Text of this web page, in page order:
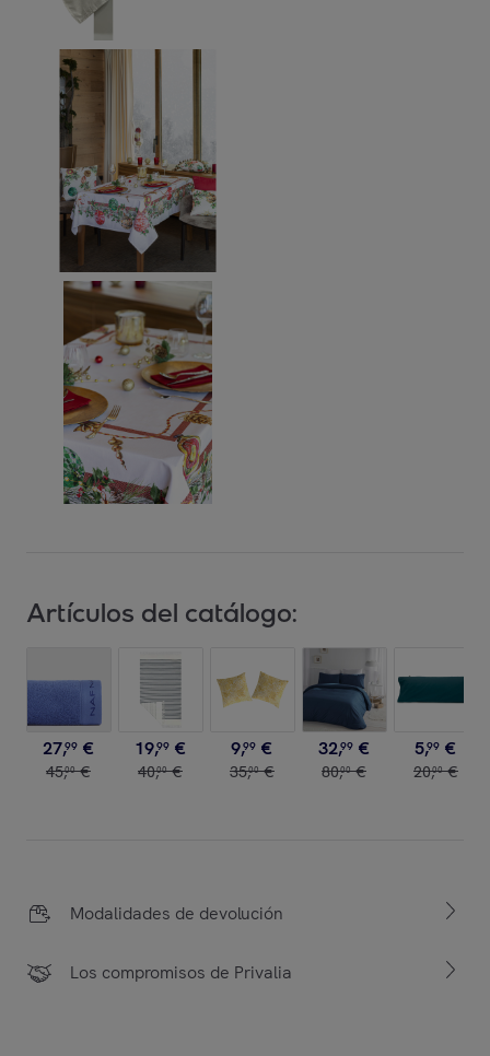
Artículos del catálogo:
27,99 €
45,00 €
19,99 €
40,00 €
9,99 €
35,00 €
32,99 €
80,00 €
5,99 €
20,00 €
Modalidades de devolución
Los compromisos de Privalia